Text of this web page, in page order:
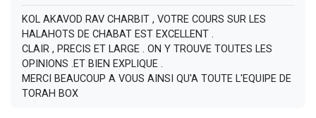
KOL AKAVOD RAV CHARBIT , VOTRE COURS SUR LES
HALAHOTS DE CHABAT EST EXCELLENT .
CLAIR , PRECIS ET LARGE . ON Y TROUVE TOUTES LES
OPINIONS .ET BIEN EXPLIQUE .
MERCI BEAUCOUP A VOUS AINSI QU'A TOUTE L'EQUIPE DE
TORAH BOX